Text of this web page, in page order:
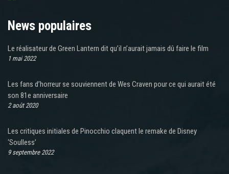
News populaires
Le réalisateur de Green Lantern dit qu’il n’aurait jamais dû faire le film
1 mai 2022
Les fans d’horreur se souviennent de Wes Craven pour ce qui aurait été
son 81e anniversaire
2 août 2020
Les critiques initiales de Pinocchio claquent le remake de Disney
‘Soulless’
9 septembre 2022